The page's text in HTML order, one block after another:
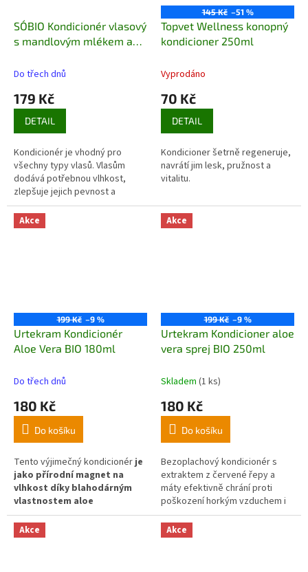
SO´BIO Kondicionér vlasový
s mandlovým mlékem a
200ml
Do třech dnů
179 Kč
DETAIL
Kondicionér je vhodný pro
všechny typy vlasů. Vlasům
dodává potřebnou vlhkost,
zlepšuje jejich pevnost a
usnadňuje rozčesávání. Bez
obsahu parabenů a silikonů.
145 Kč –51 %
Topvet Wellness konopný
kondicioner 250ml
Vyprodáno
70 Kč
DETAIL
Kondicioner šetrně regeneruje,
navrátí jim lesk, pružnost a
vitalitu.
exp.9/23,vydrží mnohem déle
Akce
199 Kč –9 %
Urtekram Kondicionér
Aloe Vera BIO 180ml
Do třech dnů
180 Kč
Do košíku
Tento výjimečný kondicionérje
jako přírodní magnet na
vlhkost díky blahodárným
vlastnostem aloe
vera.Kombinace přírodních
výtažků a olejů dodává vlasům
lesk a pružnost, v kombinaci s
Akce
199 Kč –9 %
Urtekram Kondicioner aloe
vera sprej BIO 250ml
Skladem (1 ks)
180 Kč
Do košíku
Bezoplachový kondicionér s
extraktem z červené řepy a
máty efektivně chrání proti
poškození horkým vzduchem i
ztrátě barvy.Čistá aloe vera
hydratuje vlas po celé délce,
kondicionér tak lze použít
Akce Akce